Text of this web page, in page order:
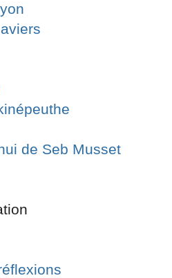
de Seb Musset